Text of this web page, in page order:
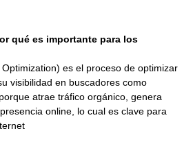
qué es importante para los
es el proceso de optimizar
visibilidad en buscadores como
atrae tráfico orgánico, genera
online, lo cual es clave para